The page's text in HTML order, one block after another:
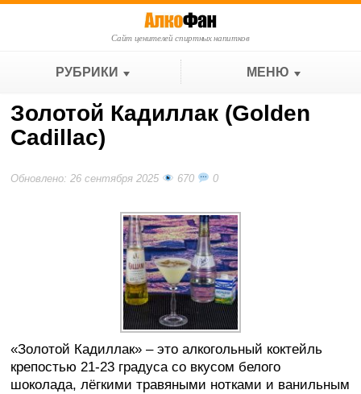
Сайт ценителей спиртных напитков
РУБРИКИ МЕНЮ
Золотой Кадиллак (Golden
Cadillac)
Обновлено: 26 сентября 2025 670 0
«Золотой Кадиллак» – это алкогольный коктейль
крепостью 21-23 градуса со вкусом белого
шоколада, лёгкими травяными нотками и ванильным